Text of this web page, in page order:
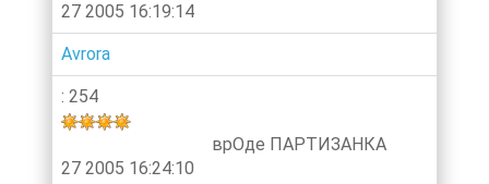
27 2005 16:19:14
Avrora
: 254
27 2005 16:24:10
врОде ПАРТИЗАНКА